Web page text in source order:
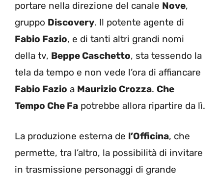
portare nella direzione del canale Nove,
gruppo Discovery. Il potente agente di
Fabio Fazio, e di tanti altri grandi nomi
della tv, Beppe Caschetto, sta tessendo la
tela da tempo e non vede l’ora di affiancare
Fabio Fazio a Maurizio Crozza. Che
Tempo Che Fa potrebbe allora ripartire da lì.
La produzione esterna de l’Officina, che
permette, tra l’altro, la possibilità di invitare
in trasmissione personaggi di grande